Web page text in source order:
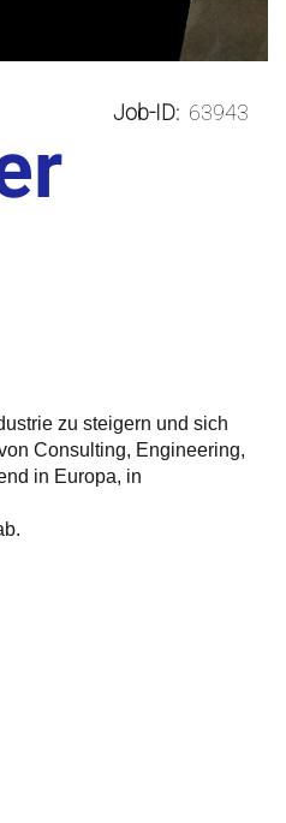
Job-ID: 63943
zu steigern und sich
Consulting, Engineering,
in Europa, in